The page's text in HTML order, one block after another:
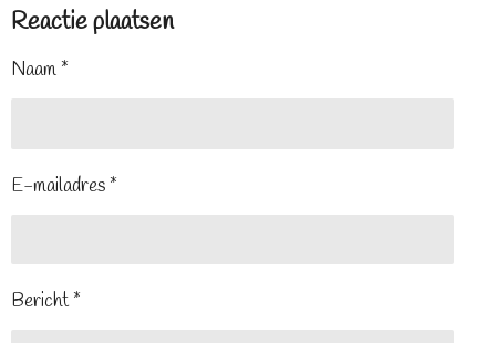
Reactie plaatsen
Naam *
E-mailadres *
Bericht *